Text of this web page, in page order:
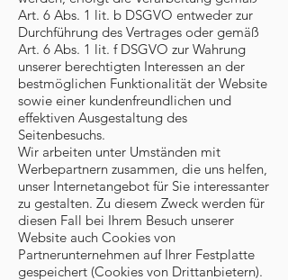
Art. 6 Abs. 1 lit. b DSGVO entweder zur
Durchführung des Vertrages oder gemäß
Art. 6 Abs. 1 lit. f DSGVO zur Wahrung
unserer berechtigten Interessen an der
bestmöglichen Funktionalität der Website
sowie einer kundenfreundlichen und
effektiven Ausgestaltung des
Seitenbesuchs.
Wir arbeiten unter Umständen mit
Werbepartnern zusammen, die uns helfen,
unser Internetangebot für Sie interessanter
zu gestalten. Zu diesem Zweck werden für
diesen Fall bei Ihrem Besuch unserer
Website auch Cookies von
Partnerunternehmen auf Ihrer Festplatte
gespeichert (Cookies von Drittanbietern).